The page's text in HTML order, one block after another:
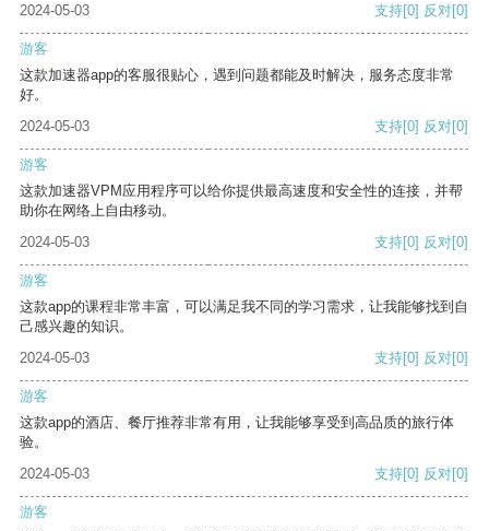
2024-05-03
支持[0] 反对[0]
游客
这款加速器app的客服很贴心，遇到问题都能及时解决，服务态度非常
好。
2024-05-03
支持[0] 反对[0]
游客
这款加速器VPM应用程序可以给你提供最高速度和安全性的连接，并帮
助你在网络上自由移动。
2024-05-03
支持[0] 反对[0]
游客
这款app的课程非常丰富，可以满足我不同的学习需求，让我能够找到自
己感兴趣的知识。
2024-05-03
支持[0] 反对[0]
游客
这款app的酒店、餐厅推荐非常有用，让我能够享受到高品质的旅行体
验。
2024-05-03
支持[0] 反对[0]
游客